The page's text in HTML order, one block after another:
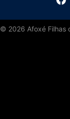
© 2026 Afoxé Filhas